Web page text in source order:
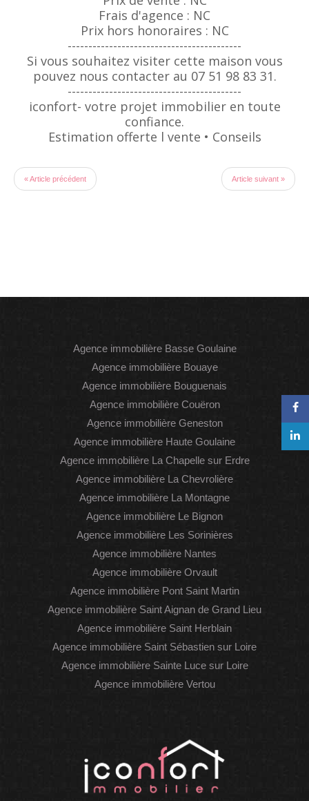
Frais d'agence : NC
Prix hors honoraires : NC
------------------------------------------
Si vous souhaitez visiter cette maison vous
pouvez nous contacter au 07 51 98 83 31.
------------------------------------------
iconfort- votre projet immobilier en toute
confiance.
Estimation offerte l vente • Conseils
« Article précédent Article suivant »
Agence immobilière Basse Goulaine
Agence immobilière Bouaye
Agence immobilière Bouguenais
Agence immobilière Couëron
Agence immobilière Geneston
Agence immobilière Haute Goulaine
Agence immobilière La Chapelle sur Erdre
Agence immobilière La Chevrolière
Agence immobilière La Montagne
Agence immobilière Le Bignon
Agence immobilière Les Sorinières
Agence immobilière Nantes
Agence immobilière Orvault
Agence immobilière Pont Saint Martin
Agence immobilière Saint Aignan de Grand Lieu
Agence immobilière Saint Herblain
Agence immobilière Saint Sébastien sur Loire
Agence immobilière Sainte Luce sur Loire
Agence immobilière Vertou